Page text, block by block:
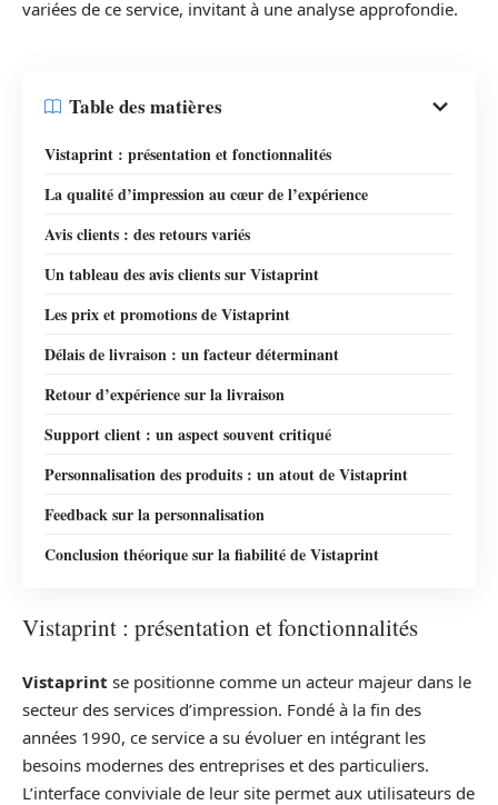
variées de ce service, invitant à une analyse approfondie.
Table des matières
Vistaprint : présentation et fonctionnalités
La qualité d’impression au cœur de l’expérience
Avis clients : des retours variés
Un tableau des avis clients sur Vistaprint
Les prix et promotions de Vistaprint
Délais de livraison : un facteur déterminant
Retour d’expérience sur la livraison
Support client : un aspect souvent critiqué
Personnalisation des produits : un atout de Vistaprint
Feedback sur la personnalisation
Conclusion théorique sur la fiabilité de Vistaprint
Vistaprint : présentation et fonctionnalités
Vistaprint se positionne comme un acteur majeur dans le
secteur des services d’impression. Fondé à la fin des
années 1990, ce service a su évoluer en intégrant les
besoins modernes des entreprises et des particuliers.
L’interface conviviale de leur site permet aux utilisateurs de